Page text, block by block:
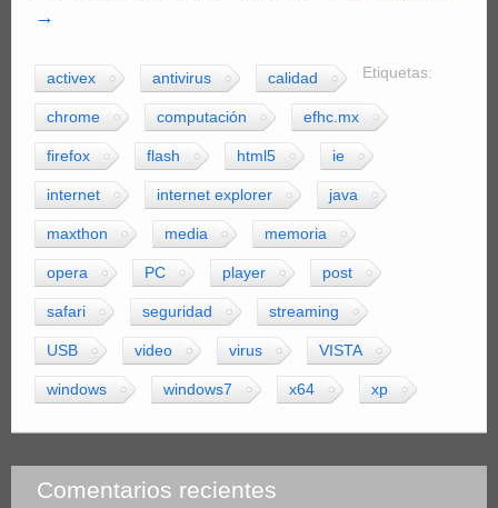
→
Etiquetas:
activex antivirus calidad
chrome computación efhc.mx
firefox flash html5 ie
internet internet explorer java
maxthon media memoria
opera PC player post
safari seguridad streaming
USB video virus VISTA
windows windows7 x64 xp
Comentarios recientes